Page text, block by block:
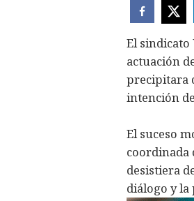
El sindicato
actuación
precipitara
intención
El suceso
coordinada
desistiera
diálogo y la